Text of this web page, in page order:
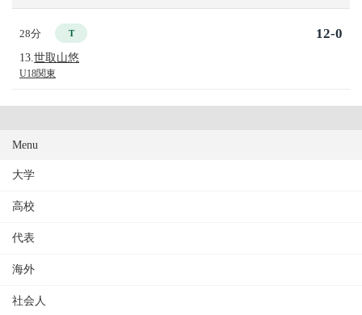
28分 T
13. 世取山悠
U18関東
12-0
Menu
大学
高校
代表
海外
社会人